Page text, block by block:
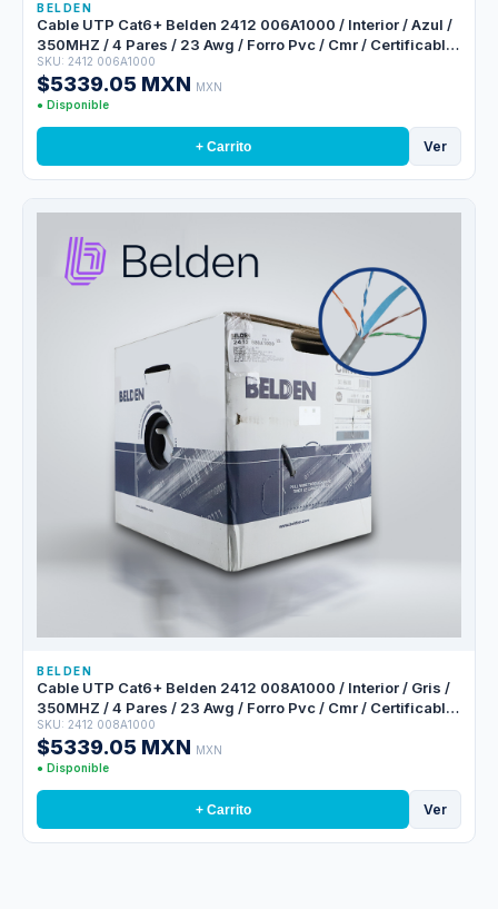
BELDEN
Cable UTP Cat6+ Belden 2412 006A1000 / Interior / Azul /
350MHZ / 4 Pares / 23 Awg / Forro Pvc / Cmr / Certificable
/ Bobina En Caja / 1,000 Pies 305 Metros
SKU: 2412 006A1000
$5339.05 MXN MXN
● Disponible
+ Carrito Ver
BELDEN
Cable UTP Cat6+ Belden 2412 008A1000 / Interior / Gris /
350MHZ / 4 Pares / 23 Awg / Forro Pvc / Cmr / Certificable
/ Bobina En Caja / 1,000 Pies 305 Metros
SKU: 2412 008A1000
$5339.05 MXN MXN
● Disponible
+ Carrito Ver